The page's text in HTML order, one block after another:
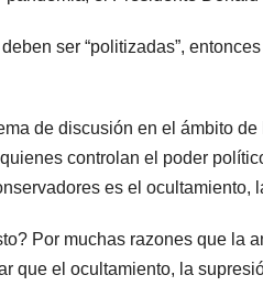
ser “politizadas”,
de discusión en el ámbito
controlan el poder
es el ocultamiento,
Por muchas razones que la
que el ocultamiento, la